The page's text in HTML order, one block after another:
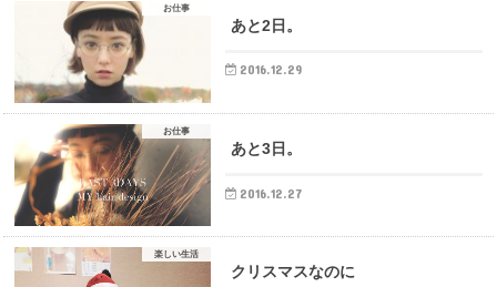
お仕事
あと2日。
2016.12.29
お仕事
あと3日。
2016.12.27
楽しい生活
クリスマスなのに